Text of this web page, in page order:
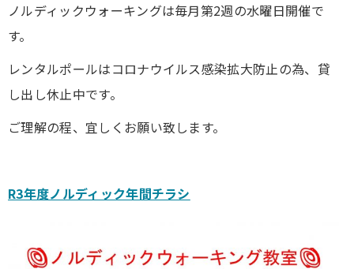
ノルディックウォーキングは毎月第2週の水曜日開催で
す。
レンタルポールはコロナウイルス感染拡大防止の為、貸
し出し休止中です。
ご理解の程、宜しくお願い致します。
R3年度ノルディック年間チラシ